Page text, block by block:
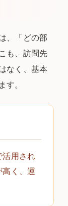
、「どの部
も、訪問先
なく、基本
す。
活用され
く、運